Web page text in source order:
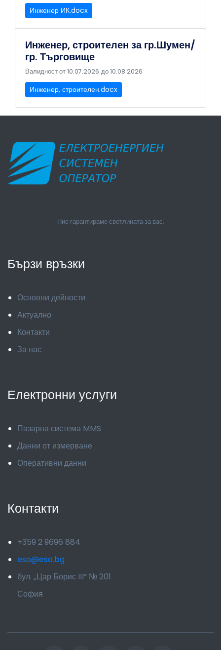
Инженер ИК.docx
Инженер, строителен за гр.Шумен/
гр. Търговище
Валидност от 10.07.2026 до 10.08.2026
Инженер, строителен.docx
Ние гарантираме светлината за вас.
Бързи връзки
Основни дейности
Актуално
Контакти
За нас
Електронни услуги
Пазарна система MMS
Данни от измерване
Оперативни данни
Контакти
+359 2 9696 884
eso@eso.bg
бул. „Цар Борис III” № 201
София